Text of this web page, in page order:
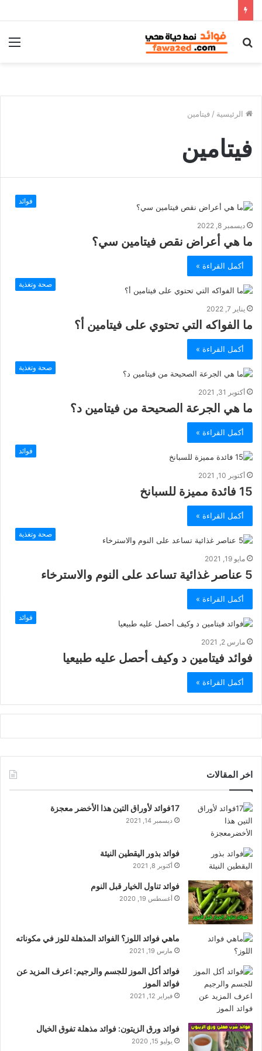
بحث
الرئيسية / فيتامين
فيتامين
فوائد
ديسمبر 8, 2022
ما هي أعراض نقص فيتامين سي؟
أكمل القراءة »
صحة وتغذية
يناير 7, 2022
ما الفواكه التي تحتوي على فيتامين أ؟
أكمل القراءة »
صحة وتغذية
أكتوبر 31, 2021
ما هي الجرعة الصحيحة من فيتامين د؟
أكمل القراءة »
فوائد
أكتوبر 10, 2021
15 فائدة مميزة للسبانخ
أكمل القراءة »
صحة وتغذية
مايو 19, 2021
5 عناصر غذائية تساعد على النوم والاسترخاء
أكمل القراءة »
فوائد
مارس 2, 2021
فوائد فيتامين د وكيف أحصل عليه طبيعيا
أكمل القراءة »
اخر المقالات
17فوائد لأوراق التين هذا الأخضر معجزة
ديسمبر 14, 2021
فوائد بذور اليقطين النيئة
أكتوبر 8, 2021
فوائد تناول الخيار قبل النوم
أغسطس 19, 2020
ماهي فوائد اللوز؟ الفوائد المذهلة للوز في مكوناته
مارس 19, 2021
فوائد أكل الموز للجسم والرجيم: اعرف المزيد عن
فوائد الموز
فبراير 12, 2021
فوائد ورق الزيتون: فوائد مذهلة تفوق الخيال
يوليو 15, 2020